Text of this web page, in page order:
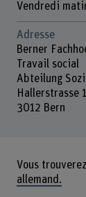
Vendredi
Adresse
Berner
Travail social
Abteilung
Hallerstrasse
3012 Bern
Vous
allemand.